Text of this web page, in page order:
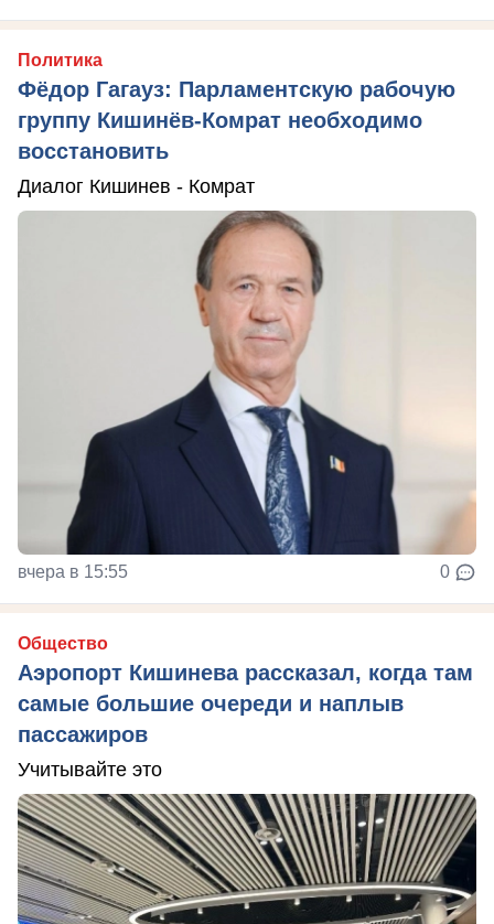
Политика
Фёдор Гагауз: Парламентскую рабочую
группу Кишинёв-Комрат необходимо
восстановить
Диалог Кишинев - Комрат
вчера в 15:55 0
Общество
Аэропорт Кишинева рассказал, когда там
самые большие очереди и наплыв
пассажиров
Учитывайте это